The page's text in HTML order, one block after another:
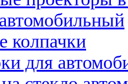
колпачки
для